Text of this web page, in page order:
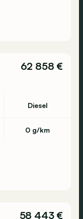
62 858 €
Diesel
0 g/km
58 443 €